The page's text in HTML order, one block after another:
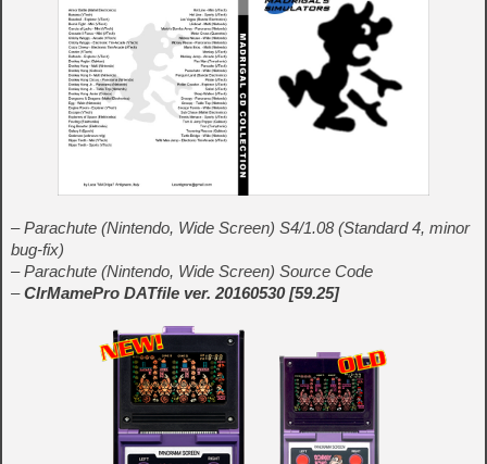
– Parachute (Nintendo, Wide Screen) S4/1.08 (Standard 4, minor
bug-fix)
– Parachute (Nintendo, Wide Screen) Source Code
–ClrMamePro DATfile ver. 20160530 [59.25]